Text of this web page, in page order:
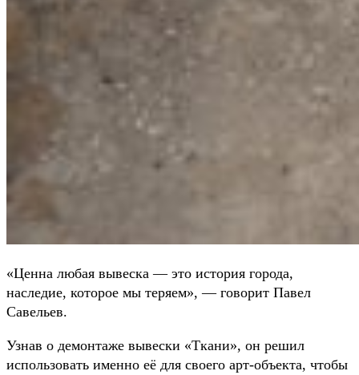
«Ценна любая вывеска — это история города,
наследие, которое мы теряем», — говорит Павел
Савельев.
Узнав о демонтаже вывески «Ткани», он решил
использовать именно её для своего арт-объекта, чтобы